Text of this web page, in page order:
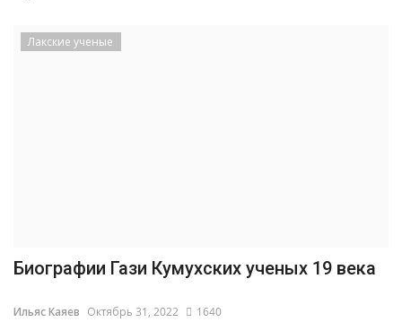
Лакские ученые
Биографии Гази Кумухских ученых 19 века
Ильяс Каяев Октябрь 31, 2022 1640